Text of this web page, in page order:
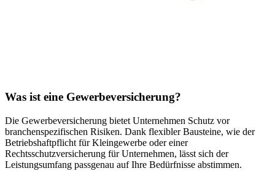
Was ist eine Gewerbeversicherung?
Die Gewerbeversicherung bietet Unternehmen Schutz vor
branchenspezifischen Risiken. Dank flexibler Bausteine, wie der
Betriebshaftpflicht für Kleingewerbe oder einer
Rechtsschutzversicherung für Unternehmen, lässt sich der
Leistungsumfang passgenau auf Ihre Bedürfnisse abstimmen.